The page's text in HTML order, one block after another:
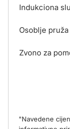
Indukciona
Osoblje
Zvono za
"Navedene